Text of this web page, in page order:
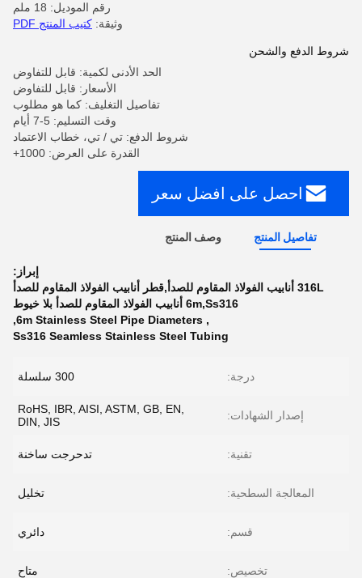
رقم الموديل: 18 ملم
وثيقة: كتيب المنتج PDF
شروط الدفع والشحن
الحد الأدنى لكمية: قابل للتفاوض
الأسعار: قابل للتفاوض
تفاصيل التغليف: كما هو مطلوب
وقت التسليم: 5-7 أيام
شروط الدفع: تي / تي، خطاب الاعتماد
القدرة على العرض: 1000+
احصل على افضل سعر
تفاصيل المنتج وصف المنتج
إبراز:
316L أنابيب الفولاذ المقاوم للصدأ,قطر أنابيب الفولاذ المقاوم للصدأ
6m,Ss316 أنابيب الفولاذ المقاوم للصدأ بلا خيوط
,
6m Stainless Steel Pipe Diameters
,
Ss316 Seamless Stainless Steel Tubing
درجة: 300 سلسلة
إصدار الشهادات:
RoHS, IBR, AISI, ASTM, GB, EN,
DIN, JIS
تقنية: تدحرجت ساخنة
المعالجة السطحية: تخليل
قسم: دائري
تخصيص: متاح